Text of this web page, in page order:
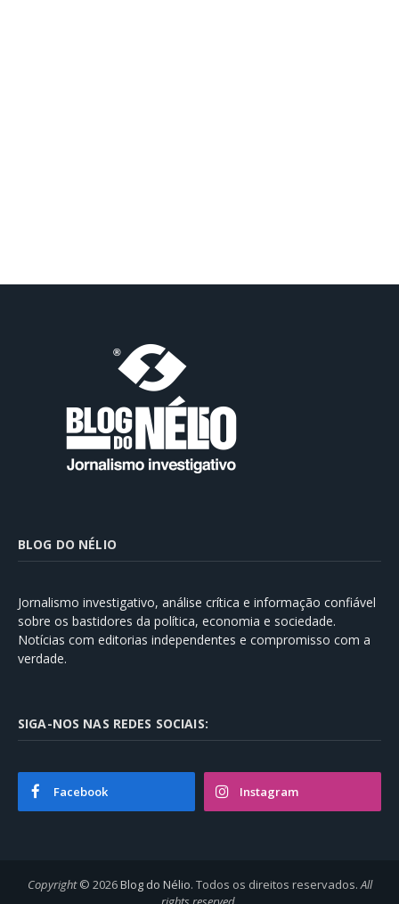
BLOG DO NÉLIO
Jornalismo investigativo, análise crítica e informação confiável
sobre os bastidores da política, economia e sociedade.
Notícias com editorias independentes e compromisso com a
verdade.
SIGA-NOS NAS REDES SOCIAIS:
Facebook Instagram
Copyright© 2026Blog do Nélio. Todos os direitos reservados.All